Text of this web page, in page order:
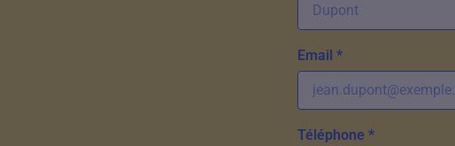
Email *
Téléphone *